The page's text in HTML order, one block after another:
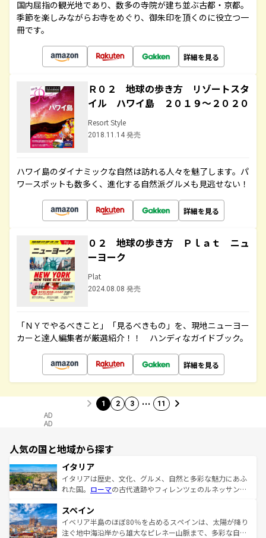
国内屈指の観光地であり、数多の寺院が建ち並ぶ古都・京都。
季節を楽しみながらお寺をめぐり、御朱印を頂くのに役立つ一
冊です。
詳細を見る
Ｒ０２ 地球の歩き方 リゾートスタ
イル ハワイ島 ２０１９～２０２０
Resort Style
2018.11.14 発売
ハワイ島のダイナミックな自然は訪れる人々を魅了します。パ
ワースポットも数多く、進化する自然派グルメも見逃せない！
詳細を見る
０２ 地球の歩き方 Ｐｌａｔ ニュ
ーヨーク
Plat
2024.08.08 発売
「ＮＹでやるべきこと」「見るべきもの」を、現地ニューヨー
カーと達人編集者が厳選紹介！！ ハンディなガイドブック。
詳細を見る
1 2 3 … 11
AD
AD
人気の国と地域から探す
イタリア
イタリアは歴史、文化、グルメ、自然と多彩な魅力にあふ
れた国。 ローマの古代遺跡やフィレンツェのルネッサンス
ろん、トスカーナの美しい田園風景やアマルフィ海岸の絶
景など、自然景観も見逃せない。観光の合間には、本場の
ピザやパスタなど、絶品のイタリア料理を堪能することも
スペイン
イベリア半島のほぼ80％を占めるスペインは、太陽が降り
注ぐ地中海沿岸から雄大なピレネー山脈まで、多彩な自然